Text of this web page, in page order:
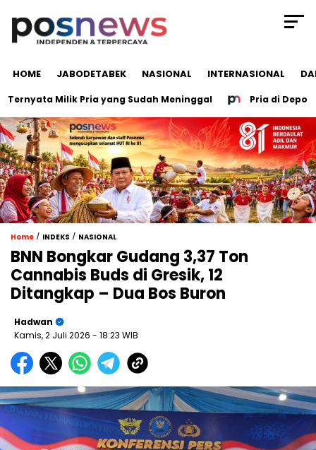
HOME JABODETABEK NASIONAL INTERNASIONAL
Milik Pria yang Sudah Meninggal Pria di Depok
Home / INDEKS / NASIONAL
BNN Bongkar Gudang 3,37 Ton
Cannabis Buds di Gresik, 12
Ditangkap – Dua Bos Buron
Hadwan
Kamis, 2 Juli 2026 - 18:23 WIB